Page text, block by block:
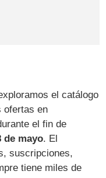
el catálogo
ofertas en
el fin de
de mayo. El
suscripciones,
tiene miles de